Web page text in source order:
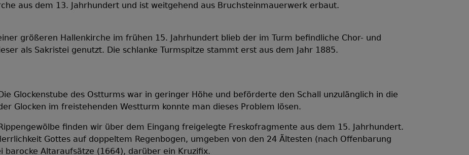
aus dem 13. Jahrhundert und ist weitgehend aus Bruchsteinmauerwerk erbaut.
größeren Hallenkirche im frühen 15. Jahrhundert blieb der im Turm befindliche Chor- und
als Sakristei genutzt. Die schlanke Turmspitze stammt erst aus dem Jahr 1885.
Glockenstube des Ostturms war in geringer Höhe und beförderte den Schall unzulänglich in die
Glocken im freistehenden Westturm konnte man dieses Problem lösen.
finden wir über dem Eingang freigelegte Freskofragmente aus dem 15. Jahrhundert.
Gottes auf doppeltem Regenbogen, umgeben von den 24 Ältesten (nach Offenbarung
barocke Altaraufsätze (1664), darüber ein Kruzifix.